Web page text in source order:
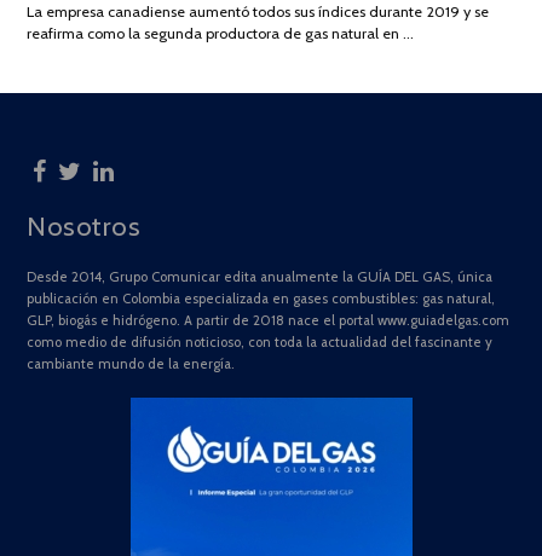
2025
La empresa canadiense aumentó todos sus índices durante 2019 y se
reafirma como la segunda productora de gas natural en …
Nosotros
Desde 2014, Grupo Comunicar edita anualmente la GUÍA DEL GAS, única
publicación en Colombia especializada en gases combustibles: gas natural,
GLP, biogás e hidrógeno. A partir de 2018 nace el portal www.guiadelgas.com
como medio de difusión noticioso, con toda la actualidad del fascinante y
cambiante mundo de la energía.